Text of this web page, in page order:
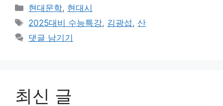
카
테
리
현대문학, 현대시
태
그
2025대비 수능특강, 김광섭 ,산
댓글 남기기
최신 글